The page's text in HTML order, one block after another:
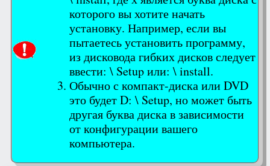
которого вы хотите начать
установку. Например, если вы
пытаетесь установить программу,
из дисковода гибких дисков следует
ввести: \ Setup или: \ install.
Обычно с компакт-диска или DVD
это будет D: \ Setup, но может быть
другая буква диска в зависимости
от конфигурации вашего
компьютера.